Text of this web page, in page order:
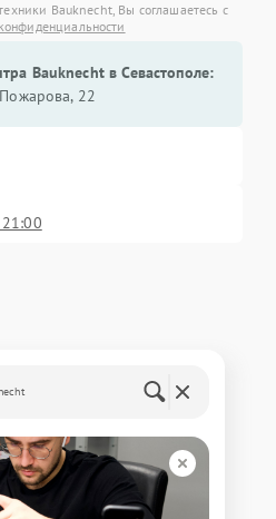
Bauknecht, Вы соглашаетесь с
Bauknecht в Севастополе:
22